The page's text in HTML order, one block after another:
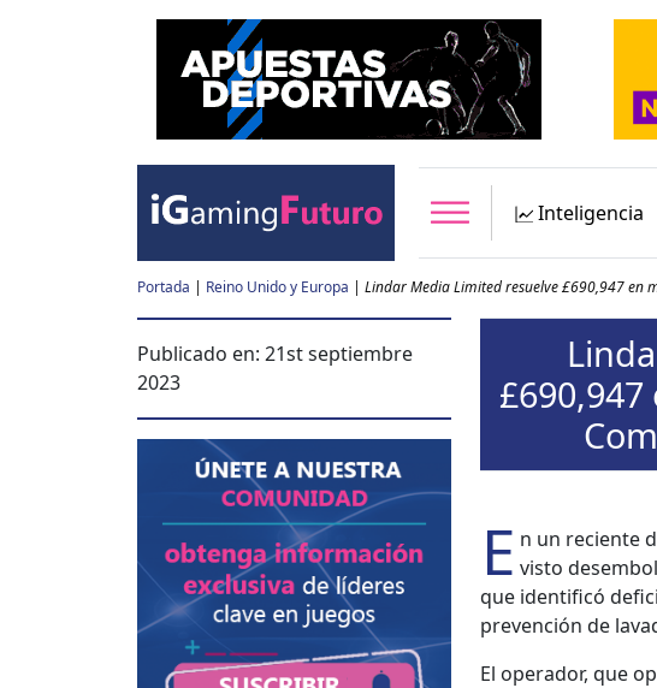
Inteligencia
Portada | Reino Unido y Europa | Lindar Media Limited resuelve £690,947 en
E n un reciente
vis­to
que iden­ti­ficó
pre­ven­ción de
El oper­ador, que
Publicado en: 21st septiembre
2023